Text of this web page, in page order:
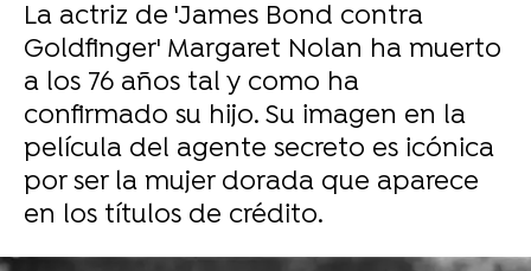
La actriz de 'James Bond contra
Goldfinger' Margaret Nolan ha muerto
a los 76 años tal y como ha
confirmado su hijo. Su imagen en la
película del agente secreto es icónica
por ser la mujer dorada que aparece
en los títulos de crédito.
-